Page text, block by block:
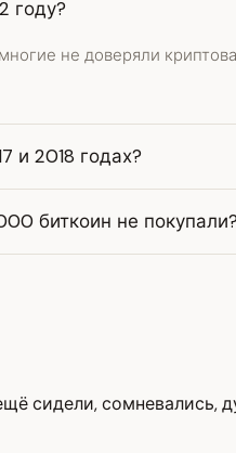
году?
не доверяли
и 2018 годах?
биткоин не
сидели, сомневались,